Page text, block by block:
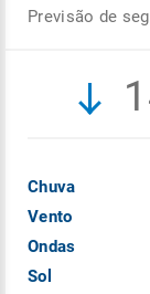
Previsão de
Chuva
Vento
Ondas
Sol